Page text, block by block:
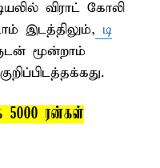
விராட் கோலி
இடத்திலும், டி
மூன்றாம்
5000 ரன்கள்